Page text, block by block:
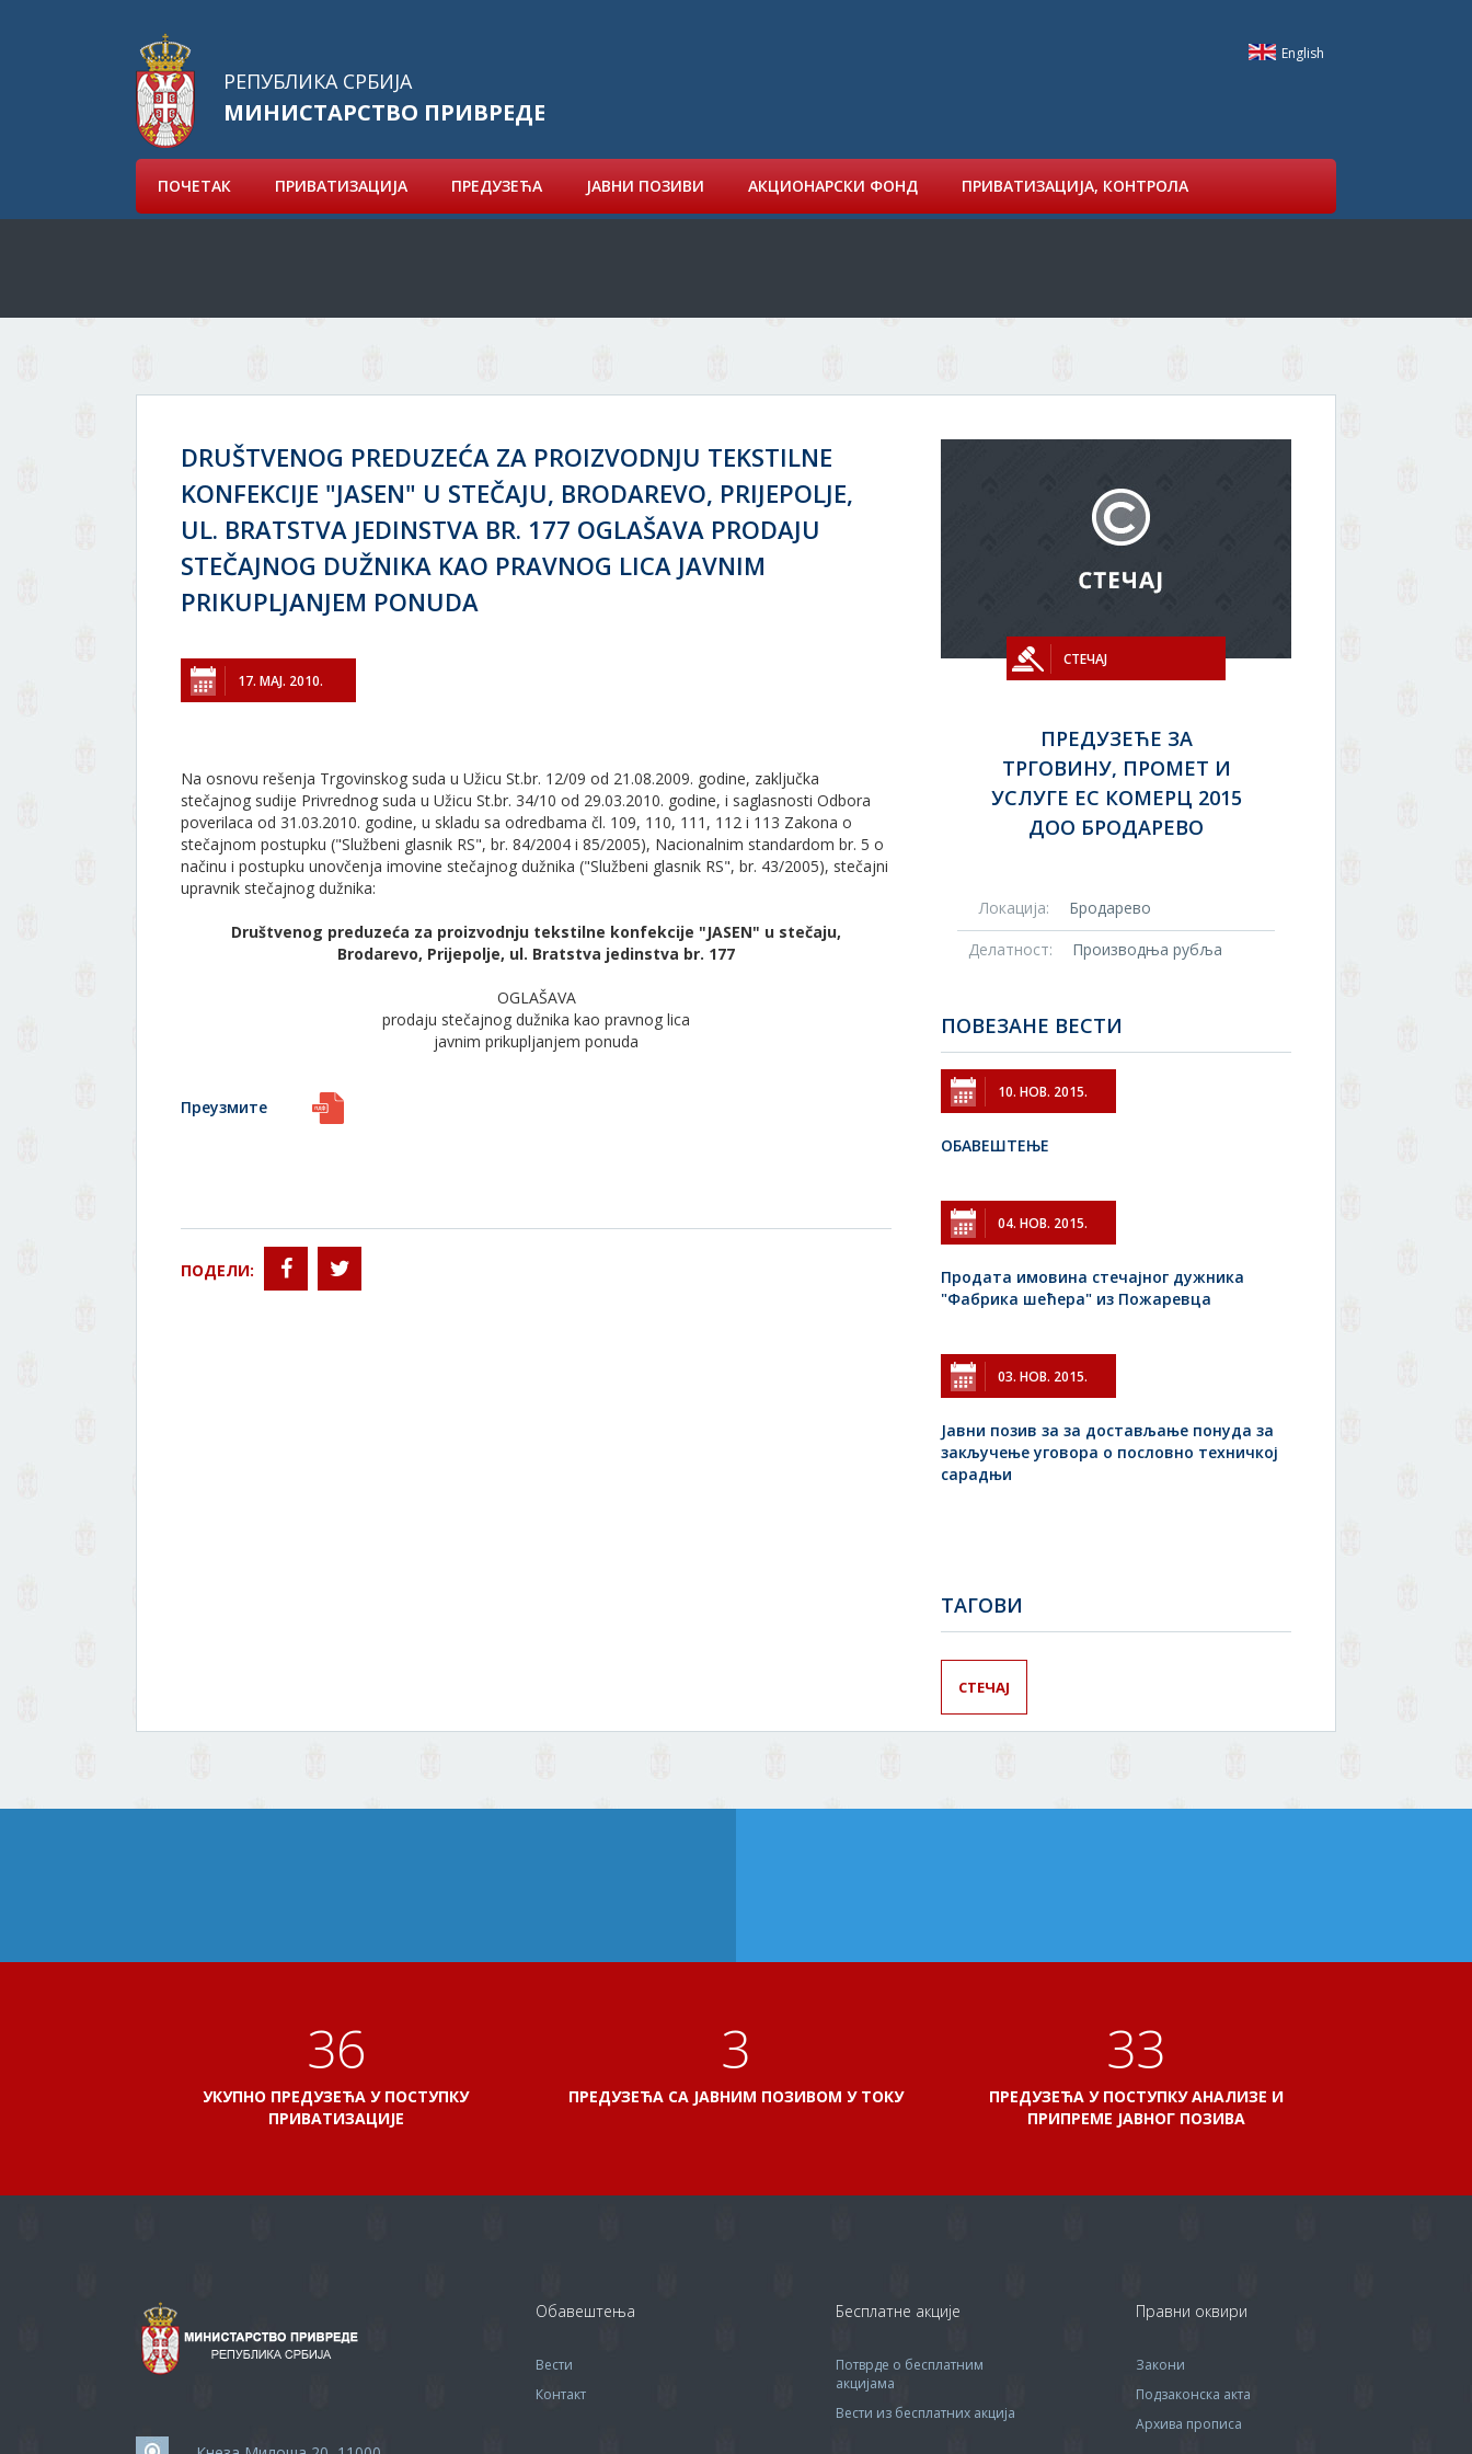
English
РЕПУБЛИКА СРБИЈА
МИНИСТАРСТВО ПРИВРЕДЕ
ПОЧЕТАК ПРИВАТИЗАЦИЈА ПРЕДУЗЕЋА ЈАВНИ ПОЗИВИ АКЦИОНАРСКИ ФОНД ПРИВАТИЗАЦИЈА, КОНТРОЛА
DRUŠTVENOG PREDUZEĆA ZA PROIZVODNJU TEKSTILNE
KONFEKCIJE "JASEN" U STEČAJU, BRODAREVO, PRIJEPOLJE,
UL. BRATSTVA JEDINSTVA BR. 177 OGLAŠAVA PRODAJU
STEČAJNOG DUŽNIKA KAO PRAVNOG LICA JAVNIM
PRIKUPLJANJEM PONUDA
17. МАЈ. 2010.
Na osnovu rešenja Trgovinskog suda u Užicu St.br. 12/09 od 21.08.2009. godine, zaključka
stečajnog sudije Privrednog suda u Užicu St.br. 34/10 od 29.03.2010. godine, i saglasnosti Odbora
poverilaca od 31.03.2010. godine, u skladu sa odredbama čl. 109, 110, 111, 112 i 113 Zakona o
stečajnom postupku ("Službeni glasnik RS", br. 84/2004 i 85/2005), Nacionalnim standardom br. 5 o
načinu i postupku unovčenja imovine stečajnog dužnika ("Službeni glasnik RS", br. 43/2005), stečajni
upravnik stečajnog dužnika:
Društvenog preduzeća za proizvodnju tekstilne konfekcije "JASEN" u stečaju,
Brodarevo, Prijepolje, ul. Bratstva jedinstva br. 177
OGLAŠAVA
prodaju stečajnog dužnika kao pravnog lica
javnim prikupljanjem ponuda
Преузмите
ПОДЕЛИ:
СТЕЧАЈ
ПРЕДУЗЕЋЕ ЗА
ТРГОВИНУ, ПРОМЕТ И
УСЛУГЕ ЕС КОМЕРЦ 2015
ДОО БРОДАРЕВО
Локација:
Бродарево
Делатност:
Производња рубља
ПОВЕЗАНЕ ВЕСТИ
10. НОВ. 2015.
ОБАВЕШТЕЊЕ
04. НОВ. 2015.
Продата имовина стечајног дужника
"Фабрика шећера" из Пожаревца
03. НОВ. 2015.
Јавни позив за за достављање понуда за
закључење уговора о пословно техничкој
сарадњи
TAГОВИ
СТЕЧАЈ
41
УКУПНО ПРЕДУЗЕЋА У ПОСТУПКУ
ПРИВАТИЗАЦИЈЕ
3
ПРЕДУЗЕЋА СА ЈАВНИМ ПОЗИВОМ У ТОКУ
38
ПРЕДУЗЕЋА У ПОСТУПКУ АНАЛИЗЕ И
ПРИПРЕМЕ ЈАВНОГ ПОЗИВА
Обавештења
Вести
Контакт
Бесплатне акције
Потврде о бесплатним
акцијама
Вести из бесплатних акција
Правни оквири
Закони
Подзаконска акта
Архива прописa